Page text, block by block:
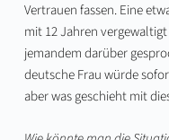
Vertrauen fassen. Eine
mit 12 Jahren
jemandem darüber
deutsche Frau würde
aber was geschieht mit